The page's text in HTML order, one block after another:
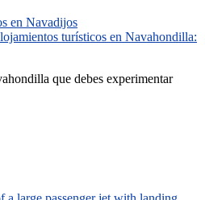
turísticos en Navahondilla:
que debes experimentar